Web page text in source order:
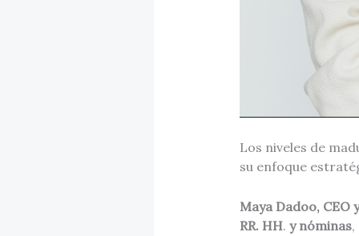
Los niveles de
su enfoque
Maya Dadoo,
RR. HH. y nóminas,